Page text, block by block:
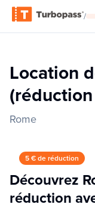
/
Location
Rome
5 € de réduction
Découvrez
réduction